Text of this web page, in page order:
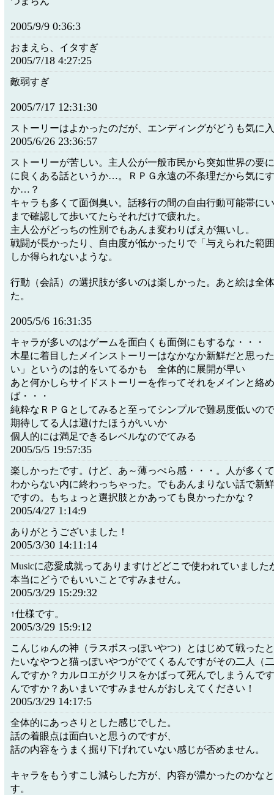
2005/9/9 0:36:3
おまえら、イタすぎ
2005/7/18 4:27:25
敵弱すぎ
2005/7/17 12:31:30
ストーリーはよかったのだが、エンディングがどうも気に
2005/6/26 23:36:57
ストーリーが苦しい。主人公が一般市民から突如世界の要
に良くある話というか…。ＲＰＧ永遠の不条理だから気に
か…？
キャラも多くて面倒臭い。話移行の間の自由行動可能帯に
まで確認して歩いてたらそれだけで疲れた。
主人公がどっちの性別でもあんま変わりばえが無いし。
戦闘が長かったり、自由度が低かったりで「与えられた範
しか得られないような。
行動（会話）の選択肢が多いのは楽しかった。あと絵は全
た。
2005/5/6 16:31:35
キャラが多いのはゲームを面白くも面倒にもするな・・・
木星に着目したメインストーリーはなかなか新鮮だと思っ
い」というのは的をいてるかも 全体的に展開が早い
あと何かしらサイドストーリーを作ってそれをメインと絡
ば・・・
純粋なＲＰＧとしてみると至ってシンプルで難易度低いの
期待してる人は避けたほうがいいか
個人的には満足できるレベルなのでてみる
2005/5/5 19:57:35
楽しかったです。けど、あ～薄っぺら感・・・。人が多く
わからない内に終わっちゃった。でもあんまりない話で新
ですの。もちょっと選択肢とかあっても良かったかな？
2005/4/27 1:14:9
ありがとうございました！
2005/3/30 14:11:14
Musicに恋愛成就ってありますけどどこで使われていました
本当にどうでもいいことですみません。
2005/3/29 15:29:32
↑仕様です。
2005/3/29 15:9:12
こんじゅんの神（ラスボスっぽいやつ）とはじめて戦った
たいなやつと猫っぽいやつがでてくるんですがその二人（
んですか？カルロエがクリスをかばって死んでしまうんで
んですか？あいまいですみませんがおしえてください！
2005/3/29 14:17:5
全体的にあっさりとした感じでした。
話の着眼点は面白いと思うのですが、
話の内容をうまく掘り下げれていない感じが否めません。
キャラをもうすこし減らした方が、内容が濃かったのかな
す。